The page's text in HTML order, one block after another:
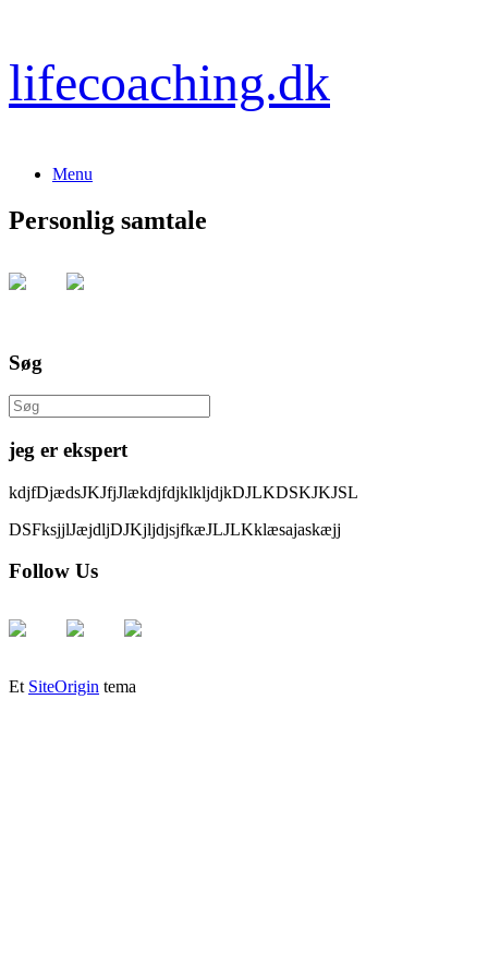
Gå
indhold
lifecoaching.dk
Menu
Personlig samtale
Søg
Søg
efter:
jeg er ekspert
kdjfDjædsJKJfjJlækdjfdjklkljdjkDJLKDSKJKJSL
DSFksjjlJæjdljDJKjljdjsjfkæJLJLKklæsajaskæjj
Follow Us
Et SiteOrigin tema